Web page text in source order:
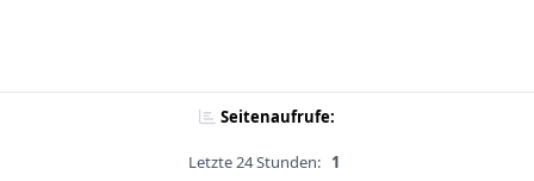
Seitenaufrufe:
Letzte 24 Stunden: 1